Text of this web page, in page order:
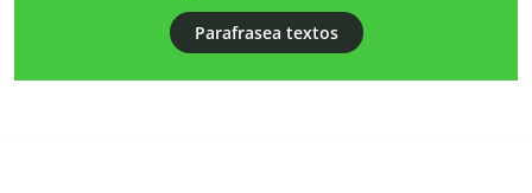
Parafrasea textos